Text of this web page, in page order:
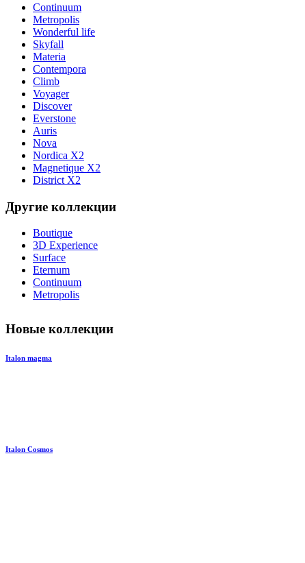
Continuum
Metropolis
Wonderful life
Skyfall
Materia
Contempora
Climb
Voyager
Discover
Everstone
Auris
Nova
Nordica X2
Magnetique X2
District X2
Другие коллекции
Boutique
3D Experience
Surface
Eternum
Continuum
Metropolis
Новые коллекции
Italon magma
Italon Cosmos